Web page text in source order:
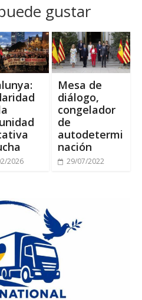
gustar
2026
Mesa de
diálogo,
congelador
de
autodetermi
nación
29/07/2022